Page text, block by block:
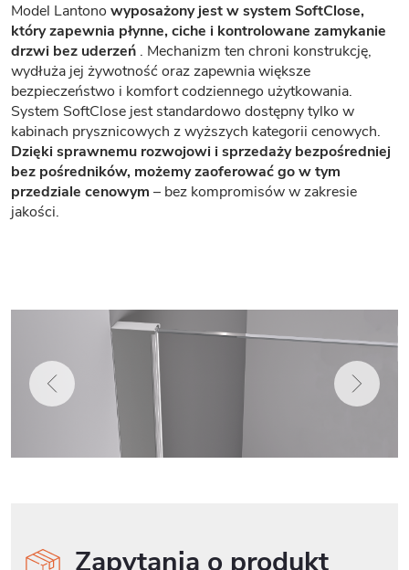
Model Lantono wyposażony jest w system SoftClose,
który zapewnia płynne, ciche i kontrolowane zamykanie
drzwi bez uderzeń . Mechanizm ten chroni konstrukcję,
wydłuża jej żywotność oraz zapewnia większe
bezpieczeństwo i komfort codziennego użytkowania.
System SoftClose jest standardowo dostępny tylko w
kabinach prysznicowych z wyższych kategorii cenowych.
Dzięki sprawnemu rozwojowi i sprzedaży bezpośredniej
bez pośredników, możemy zaoferować go w tym
przedziale cenowym – bez kompromisów w zakresie
jakości.
Zapytania o produkt